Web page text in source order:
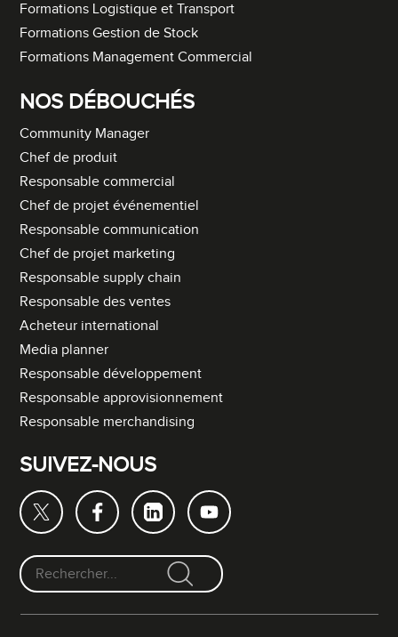
Formations Logistique et Transport
Formations Gestion de Stock
Formations Management Commercial
NOS DÉBOUCHÉS
Community Manager
Chef de produit
Responsable commercial
Chef de projet événementiel
Responsable communication
Chef de projet marketing
Responsable supply chain
Responsable des ventes
Acheteur international
Media planner
Responsable développement
Responsable approvisionnement
Responsable merchandising
SUIVEZ-NOUS
F